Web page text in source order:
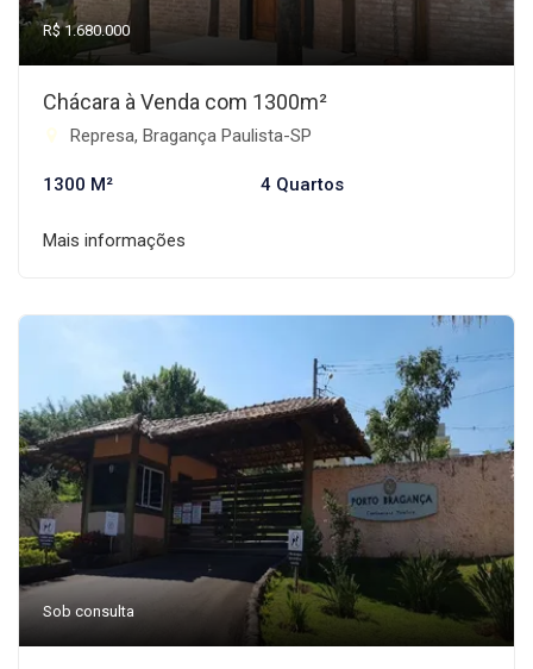
R$ 1.680.000
Chácara à Venda com 1300m²
Represa, Bragança Paulista-SP
1300 M² 4 Quartos
Mais informações
Sob consulta